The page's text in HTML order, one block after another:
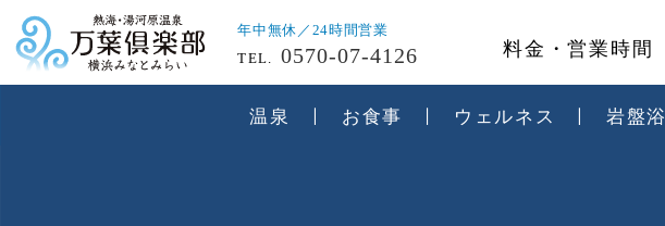
年中無休／24時間営業
TEL. 0570-07-4126 料金・営業時間
温泉 お食事 ウェルネス 岩盤浴